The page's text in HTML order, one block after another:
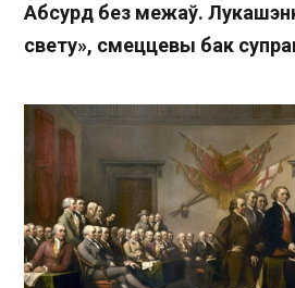
Абсурд без межаў.
свету», смеццевы бак